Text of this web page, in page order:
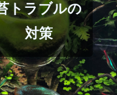
トラブルの
対策